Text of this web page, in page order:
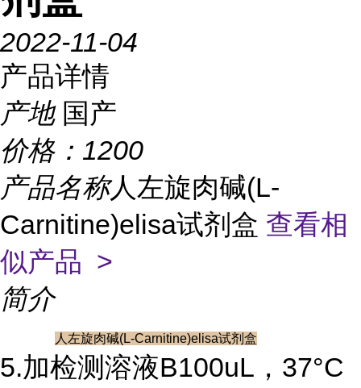
2022-11-04
产品详情
产地 国产
价格： 1200
产品名称人左旋肉碱(L-
Carnitine)elisa试剂盒 查看相
似产品 >
简介
人左旋肉碱(L-Carnitine)elisa试剂盒
5.加检测溶液B100uL，37°C